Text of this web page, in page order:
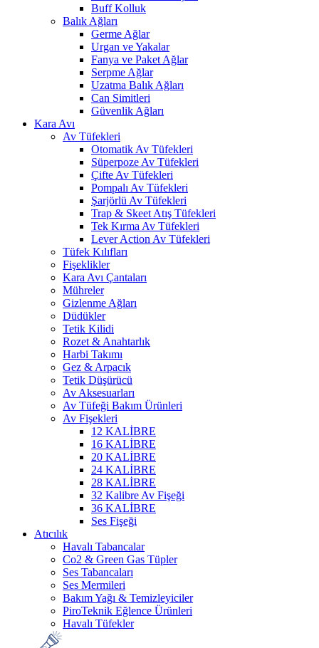
Buff Kolluk
Balık Ağları
Germe Ağlar
Urgan ve Yakalar
Fanya ve Paket Ağlar
Serpme Ağlar
Uzatma Balık Ağları
Can Simitleri
Güvenlik Ağları
Kara Avı
Av Tüfekleri
Otomatik Av Tüfekleri
Süperpoze Av Tüfekleri
Çifte Av Tüfekleri
Pompalı Av Tüfekleri
Şarjörlü Av Tüfekleri
Trap & Skeet Atış Tüfekleri
Tek Kırma Av Tüfekleri
Lever Action Av Tüfekleri
Tüfek Kılıfları
Fişeklikler
Kara Avı Çantaları
Mühreler
Gizlenme Ağları
Düdükler
Tetik Kilidi
Rozet & Anahtarlık
Harbi Takımı
Gez & Arpacık
Tetik Düşürücü
Av Aksesuarları
Av Tüfeği Bakım Ürünleri
Av Fişekleri
12 KALİBRE
16 KALİBRE
20 KALİBRE
24 KALİBRE
28 KALİBRE
32 Kalibre Av Fişeği
36 KALİBRE
Ses Fişeği
Atıcılık
Havalı Tabancalar
Co2 & Green Gas Tüpler
Ses Tabancaları
Ses Mermileri
Bakım Yağı & Temizleyiciler
PiroTeknik Eğlence Ürünleri
Havalı Tüfekler